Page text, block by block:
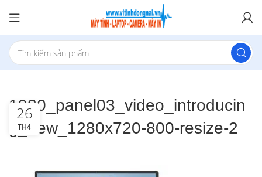
1920_panel03_video_introducin
g_new_1280x720-800-resize-2
26
TH4